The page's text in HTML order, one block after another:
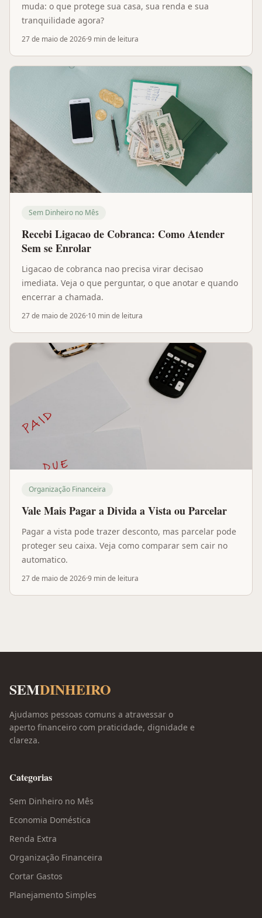
muda: o que protege sua casa, sua renda e sua
tranquilidade agora?
27 de maio de 2026·9 minde leitura
Sem Dinheiro no Mês
Recebi Ligacao de Cobranca: Como Atender
Sem se Enrolar
Ligacao de cobranca nao precisa virar decisao
imediata. Veja o que perguntar, o que anotar e quando
encerrar a chamada.
27 de maio de 2026·10 minde leitura
Organização Financeira
Vale Mais Pagar a Divida a Vista ou Parcelar
Pagar a vista pode trazer desconto, mas parcelar pode
proteger seu caixa. Veja como comparar sem cair no
automatico.
27 de maio de 2026·9 minde leitura
SEMDINHEIRO
Ajudamos pessoas comuns a atravessar o
aperto financeiro com praticidade, dignidade e
clareza.
Categorias
Sem Dinheiro no Mês
Economia Doméstica
Renda Extra
Organização Financeira
Cortar Gastos
Planejamento Simples